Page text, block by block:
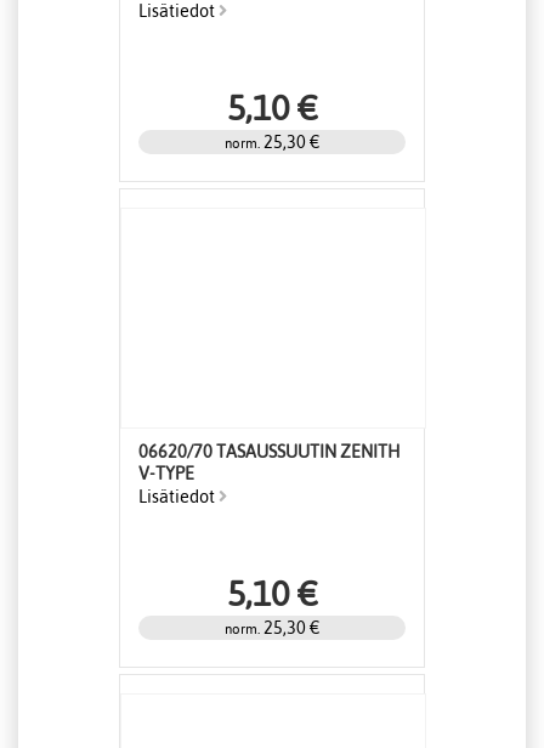
Lisätiedot
5,10 €
norm. 25,30 €
06620/70 TASAUSSUUTIN ZENITH
V-TYPE
Lisätiedot
5,10 €
norm. 25,30 €